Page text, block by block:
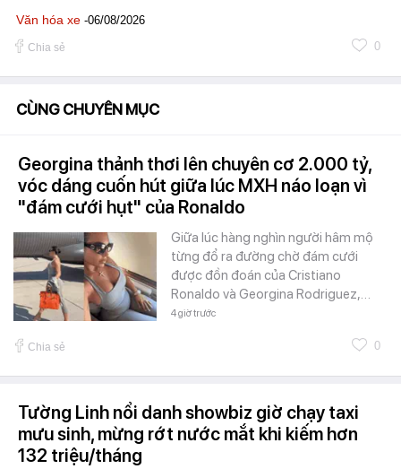
Văn hóa xe -06/08/2026
Chia sẻ 0
CÙNG CHUYÊN MỤC
Georgina thảnh thơi lên chuyên cơ 2.000 tỷ,
vóc dáng cuốn hút giữa lúc MXH náo loạn vì
"đám cưới hụt" của Ronaldo
Giữa lúc hàng nghìn người hâm mộ
từng đổ ra đường chờ đám cưới
được đồn đoán của Cristiano
Ronaldo và Georgina Rodriguez,…
4 giờ trước
Chia sẻ 0
Tường Linh nổi danh showbiz giờ chạy taxi
mưu sinh, mừng rớt nước mắt khi kiếm hơn
132 triệu/tháng